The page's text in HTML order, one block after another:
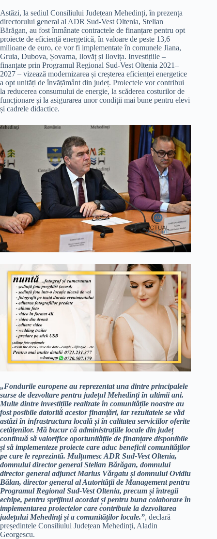
Astăzi, la sediul Consiliului Județean Mehedinți, în prezența
directorului general al ADR Sud-Vest Oltenia, Stelian
Bărăgan, au fost înmânate contractele de finanțare pentru opt
proiecte de eficiență energetică, în valoare de peste 13,6
milioane de euro, ce vor fi implementate în comunele Jiana,
Gruia, Dubova, Șovarna, Ilovăț și Ilovița. Investițiile –
finanțate prin Programul Regional Sud-Vest Oltenia 2021–
2027 – vizează modernizarea și creșterea eficienței energetice
a opt unități de învățământ din județ. Proiectele vor contribui
la reducerea consumului de energie, la scăderea costurilor de
funcționare și la asigurarea unor condiții mai bune pentru elevi
și cadrele didactice.
„Fondurile europene au reprezentat una dintre principalele
surse de dezvoltare pentru județul Mehedinți în ultimii ani.
Multe dintre investițiile realizate în comunitățile noastre au
fost posibile datorită acestor finanțări, iar rezultatele se văd
astăzi în infrastructura locală și în calitatea serviciilor oferite
cetățenilor. Mă bucur că administrațiile locale din județ
continuă să valorifice oportunitățile de finanțare disponibile
și să implementeze proiecte care aduc beneficii comunităților
pe care le reprezintă. Mulțumesc ADR Sud-Vest Oltenia,
domnului director general Stelian Bărăgan, domnului
director general adjunct Marius Vărgatu și domnului Ovidiu
Bălan, director general al Autorității de Management pentru
Programul Regional Sud-Vest Oltenia, precum și întregii
echipe, pentru sprijinul acordat și pentru buna colaborare în
implementarea proiectelor care contribuie la dezvoltarea
județului Mehedinți și a comunităților locale.”, declară
președintele Consiliului Județean Mehedinți, Aladin
Georgescu.